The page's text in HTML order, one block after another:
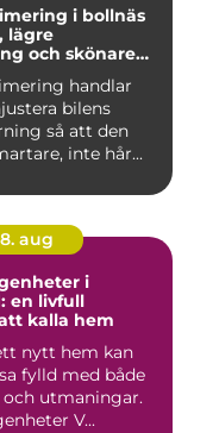
i bollnäs
lägre
och skönare
handlar
bilens
så att den
inte hår...
aug
i
en livfull
kalla hem
nytt hem kan
fylld med både
utmaningar.
V...